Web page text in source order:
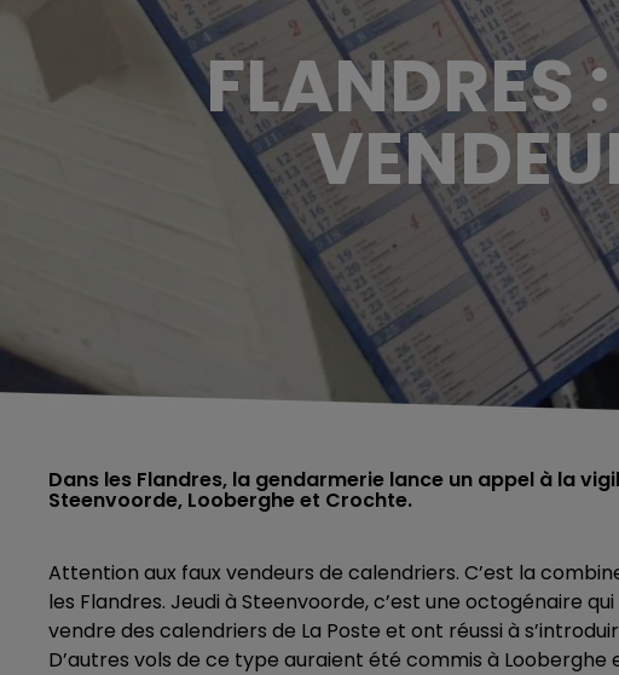
FLANDRES
Dans les Flandres, la gendarmerie lance un appel à la
Steenvoorde, Looberghe et Crochte.
Attention aux faux vendeurs de calendriers. C’est la
les Flandres. Jeudi à Steenvoorde, c’est une octogénaire
vendre des calendriers de La Poste et ont réussi à
D’autres vols de ce type auraient été commis à Looberghe